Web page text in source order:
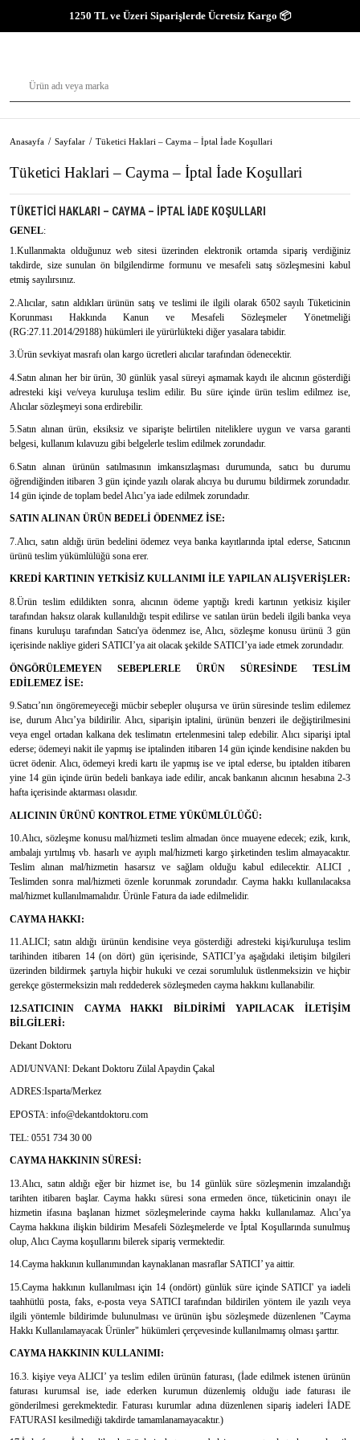
1250 TL ve Üzeri Siparişlerde Ücretsiz Kargo 📦
Anasayfa Sayfalar Tüketici Haklari – Cayma – İptal İade Koşullari
Tüketici Haklari – Cayma – İptal İade Koşullari
TÜKETİCİ HAKLARI – CAYMA – İPTAL İADE KOŞULLARI
GENEL:
1.Kullanmakta olduğunuz web sitesi üzerinden elektronik ortamda sipariş verdiğiniz
takdirde, size sunulan ön bilgilendirme formunu ve mesafeli satış sözleşmesini kabul
etmiş sayılırsınız.
2.Alıcılar, satın aldıkları ürünün satış ve teslimi ile ilgili olarak 6502 sayılı Tüketicinin
Korunması Hakkında Kanun ve Mesafeli Sözleşmeler Yönetmeliği
(RG:27.11.2014/29188) hükümleri ile yürürlükteki diğer yasalara tabidir.
3.Ürün sevkiyat masrafı olan kargo ücretleri alıcılar tarafından ödenecektir.
4.Satın alınan her bir ürün, 30 günlük yasal süreyi aşmamak kaydı ile alıcının gösterdiği
adresteki kişi ve/veya kuruluşa teslim edilir. Bu süre içinde ürün teslim edilmez ise,
Alıcılar sözleşmeyi sona erdirebilir.
5.Satın alınan ürün, eksiksiz ve siparişte belirtilen niteliklere uygun ve varsa garanti
belgesi, kullanım kılavuzu gibi belgelerle teslim edilmek zorundadır.
6.Satın alınan ürünün satılmasının imkansızlaşması durumunda, satıcı bu durumu
öğrendiğinden itibaren 3 gün içinde yazılı olarak alıcıya bu durumu bildirmek zorundadır.
14 gün içinde de toplam bedel Alıcı’ya iade edilmek zorundadır.
SATIN ALINAN ÜRÜN BEDELİ ÖDENMEZ İSE:
7.Alıcı, satın aldığı ürün bedelini ödemez veya banka kayıtlarında iptal ederse, Satıcının
ürünü teslim yükümlülüğü sona erer.
KREDİ KARTININ YETKİSİZ KULLANIMI İLE YAPILAN ALIŞVERİŞLER:
8.Ürün teslim edildikten sonra, alıcının ödeme yaptığı kredi kartının yetkisiz kişiler
tarafından haksız olarak kullanıldığı tespit edilirse ve satılan ürün bedeli ilgili banka veya
finans kuruluşu tarafından Satıcı'ya ödenmez ise, Alıcı, sözleşme konusu ürünü 3 gün
içerisinde nakliye gideri SATICI’ya ait olacak şekilde SATICI’ya iade etmek zorundadır.
ÖNGÖRÜLEMEYEN SEBEPLERLE ÜRÜN SÜRESİNDE TESLİM
EDİLEMEZ İSE:
9.Satıcı’nın öngöremeyeceği mücbir sebepler oluşursa ve ürün süresinde teslim edilemez
ise, durum Alıcı’ya bildirilir. Alıcı, siparişin iptalini, ürünün benzeri ile değiştirilmesini
veya engel ortadan kalkana dek teslimatın ertelenmesini talep edebilir. Alıcı siparişi iptal
ederse; ödemeyi nakit ile yapmış ise iptalinden itibaren 14 gün içinde kendisine nakden bu
ücret ödenir. Alıcı, ödemeyi kredi kartı ile yapmış ise ve iptal ederse, bu iptalden itibaren
yine 14 gün içinde ürün bedeli bankaya iade edilir, ancak bankanın alıcının hesabına 2-3
hafta içerisinde aktarması olasıdır.
ALICININ ÜRÜNÜ KONTROL ETME YÜKÜMLÜLÜĞÜ:
10.Alıcı, sözleşme konusu mal/hizmeti teslim almadan önce muayene edecek; ezik, kırık,
ambalajı yırtılmış vb. hasarlı ve ayıplı mal/hizmeti kargo şirketinden teslim almayacaktır.
Teslim alınan mal/hizmetin hasarsız ve sağlam olduğu kabul edilecektir. ALICI ,
Teslimden sonra mal/hizmeti özenle korunmak zorundadır. Cayma hakkı kullanılacaksa
mal/hizmet kullanılmamalıdır. Ürünle Fatura da iade edilmelidir.
CAYMA HAKKI:
11.ALICI; satın aldığı ürünün kendisine veya gösterdiği adresteki kişi/kuruluşa teslim
tarihinden itibaren 14 (on dört) gün içerisinde, SATICI’ya aşağıdaki iletişim bilgileri
üzerinden bildirmek şartıyla hiçbir hukuki ve cezai sorumluluk üstlenmeksizin ve hiçbir
gerekçe göstermeksizin malı reddederek sözleşmeden cayma hakkını kullanabilir.
12.SATICININ CAYMA HAKKI BİLDİRİMİ YAPILACAK İLETİŞİM
BİLGİLERİ:
Dekant Doktoru
ADI/UNVANI: Dekant Doktoru Zülal Apaydin Çakal
ADRES:Isparta/Merkez
EPOSTA: info@dekantdoktoru.com
TEL: 0551 734 30 00
CAYMA HAKKININ SÜRESİ:
13.Alıcı, satın aldığı eğer bir hizmet ise, bu 14 günlük süre sözleşmenin imzalandığı
tarihten itibaren başlar. Cayma hakkı süresi sona ermeden önce, tüketicinin onayı ile
hizmetin ifasına başlanan hizmet sözleşmelerinde cayma hakkı kullanılamaz. Alıcı’ya
Cayma hakkına ilişkin bildirim Mesafeli Sözleşmelerde ve İptal Koşullarında sunulmuş
olup, Alıcı Cayma koşullarını bilerek sipariş vermektedir.
14.Cayma hakkının kullanımından kaynaklanan masraflar SATICI’ ya aittir.
15.Cayma hakkının kullanılması için 14 (ondört) günlük süre içinde SATICI' ya iadeli
taahhütlü posta, faks, e-posta veya SATICI tarafından bildirilen yöntem ile yazılı veya
ilgili yöntemle bildirimde bulunulması ve ürünün işbu sözleşmede düzenlenen "Cayma
Hakkı Kullanılamayacak Ürünler" hükümleri çerçevesinde kullanılmamış olması şarttır.
CAYMA HAKKININ KULLANIMI:
16.3. kişiye veya ALICI’ ya teslim edilen ürünün faturası, (İade edilmek istenen ürünün
faturası kurumsal ise, iade ederken kurumun düzenlemiş olduğu iade faturası ile
gönderilmesi gerekmektedir. Faturası kurumlar adına düzenlenen sipariş iadeleri İADE
FATURASI kesilmediği takdirde tamamlanamayacaktır.)